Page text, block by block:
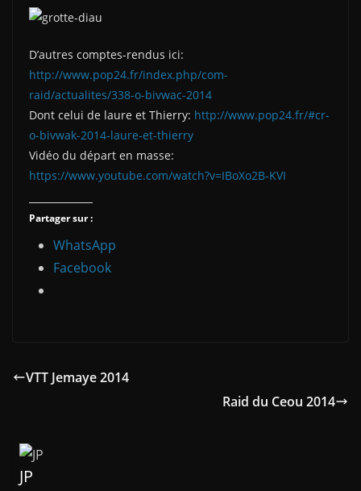
D’autres comptes-rendus ici:
http://www.pop24.fr/index.php/com-
raid/actualites/338-o-bivwac-2014
Dont celui de laure et Thierry: http://www.pop24.fr/#cr-
o-bivwak-2014-laure-et-thierry
Vidéo du départ en masse:
https://www.youtube.com/watch?v=IBoXo2B-KVI
Partager sur :
WhatsApp
Facebook
VTT Jemaye 2014
Raid du Ceou 2014
JP